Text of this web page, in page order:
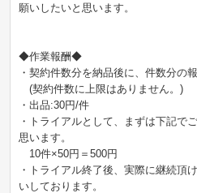
願いしたいと思います。
◆作業報酬◆
・契約件数分を納品後に、件数分の
(契約件数に上限はありません。)
・出品:30円/件
・トライアルとして、まずは下記で
思います。
10件×50円＝500円
・トライアル終了後、実際に継続頂
いしております。